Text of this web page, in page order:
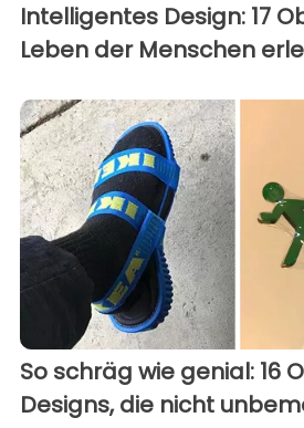
Intelligentes Design: 17
Leben der Menschen
So schräg wie genial: 16
Designs, die nicht